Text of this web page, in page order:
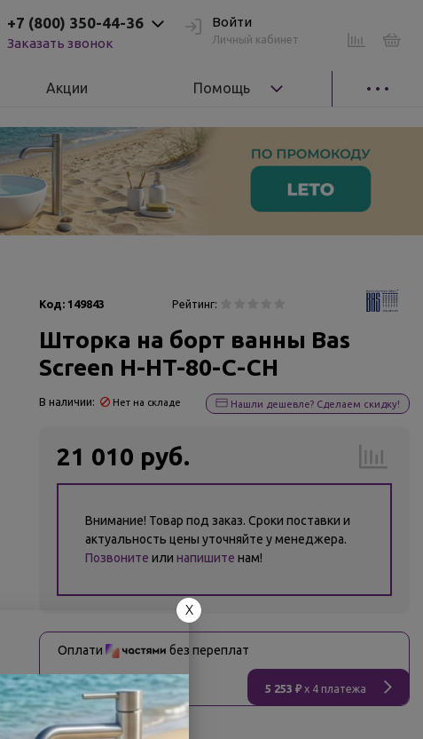
+7 (800) 350-44-36
Заказать звонок
Войти
Личный кабинет
Акции Помощь
Код: 149843 Рейтинг:
Шторка на борт ванны Bas
Screen H-HT-80-C-CH
В наличии: Нет на складе Нашли дешевле? Сделаем скидку!
21 010 руб.
Внимание! Товар под заказ. Сроки поставки и
актуальность цены уточняйте у менеджера.
Позвоните или напишите нам!
Оплати без переплат
5 253 ₽x 4 платежа
X